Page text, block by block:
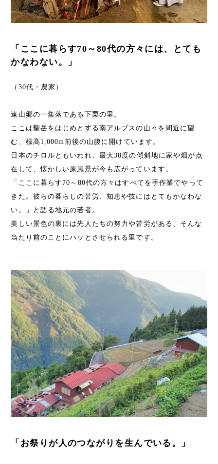
「ここに暮らす70～80代の方々には、とても
かなわない。」
（30代・農家）
遠山郷の一集落である下栗の里。
ここは聖岳をはじめとする南アルプスの山々を間近に望
む、標高1,000m前後の山腹に開けています。
日本のチロルともいわれ、最大38度の傾斜地に家や畑が点
在して、懐かしい原風景が今も広がっています。
「ここに暮らす70～80代の方々はすべてを手作業でやって
きた。彼らの暮らしの苦労、知恵や技にはとてもかなわな
い。」と語る地元の若者。
美しい景色の裏には先人たちの努力や苦労がある、そんな
当たり前のことにハッとさせられる里です。
「お祭りが人のつながりを生んでいる。」